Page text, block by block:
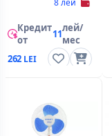
Кредит
от
11лей/
мес
262